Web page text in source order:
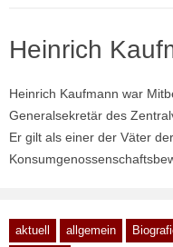
Heinrich
Heinrich Kaufmann war
Generalsekretär des
Er gilt als einer der Väter
aktuell allgemein